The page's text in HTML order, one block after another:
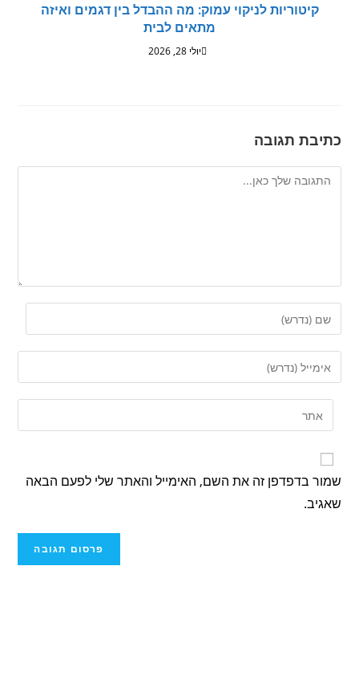
קיטוריות לניקוי עמוק: מה ההבדל בין דגמים ואיזה
מתאים לבית
יולי 28, 2026
כתיבת תגובה
שמור בדפדפן זה את השם, האימייל והאתר שלי לפעם הבאה
שאגיב.